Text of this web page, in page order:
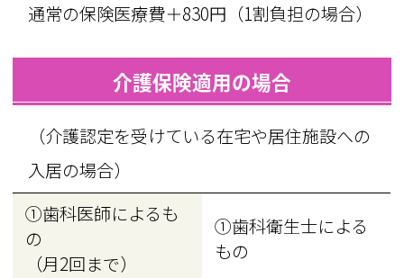
通常の保険医療費＋830円（1割負担の場合）
介護保険適用の場合
（介護認定を受けている在宅や居住施設への
入居の場合）
①歯科医師によるも
の
（月2回まで）
①歯科衛生士による
もの